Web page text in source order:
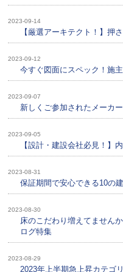
2023-09-14
【厳選アーキテクト！】押
2023-09-12
今すぐ図面にスペック！施
2023-09-07
新しくご参加されたメーカ
2023-09-05
【設計・建設会社必見！】
2023-08-31
保証期間で安心できる10の
2023-08-30
床のこだわり増えてません
ログ特集
2023-08-29
2023年上半期急上昇カテゴ